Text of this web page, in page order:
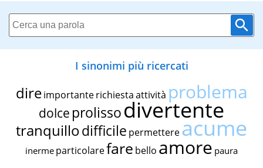
I sinonimi più ricercati
dire importante richiestaattività problema
dolce prolissodivertente
tranquillodifficile permettereacume
inerme particolarefare bello amore paura